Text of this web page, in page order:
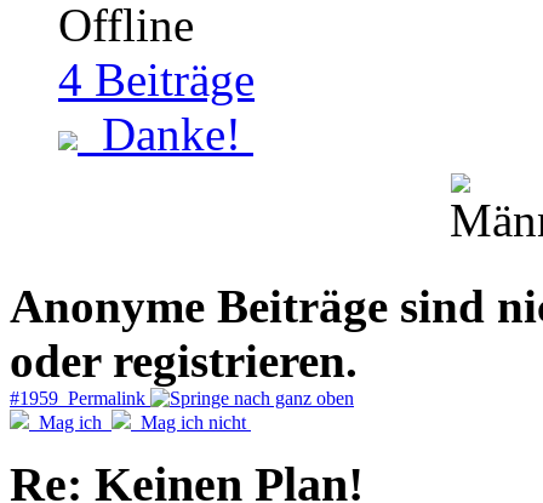
4 Beiträge
Danke!
Anonyme Beiträge sind
oder registrieren.
#1959 Permalink
Mag ich
Mag ich nicht
Re: Keinen Plan!